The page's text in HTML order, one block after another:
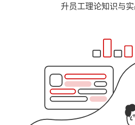
升员工理论知识与实